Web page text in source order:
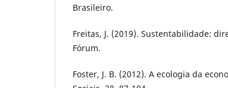
Brasileiro.
Freitas, J. (2019). Sustentabilidade:
Fórum.
Foster, J. B. (2012). A ecologia da